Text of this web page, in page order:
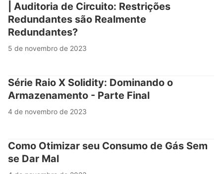
| Auditoria de Circuito: Restrições
Redundantes são Realmente
Redundantes?
5 de novembro de 2023
Série Raio X Solidity: Dominando o
Armazenamento - Parte Final
4 de novembro de 2023
Como Otimizar seu Consumo de Gás Sem
se Dar Mal